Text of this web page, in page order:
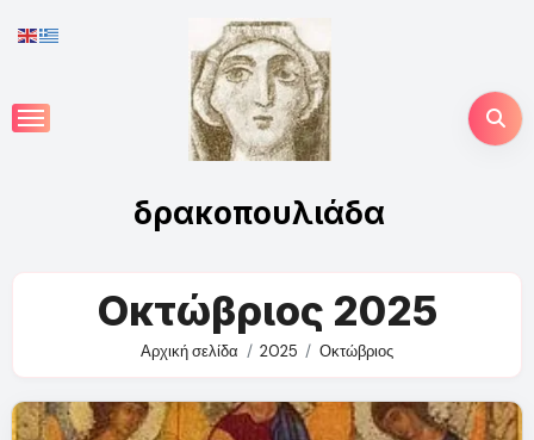
to
δρακοπουλιάδα
Οκτώβριος 2025
Αρχική σελίδα 2025 Οκτώβριος